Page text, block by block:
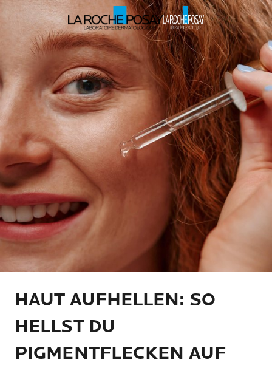
HAUT AUFHELLEN: SO
HELLST DU
PIGMENTFLECKEN AUF